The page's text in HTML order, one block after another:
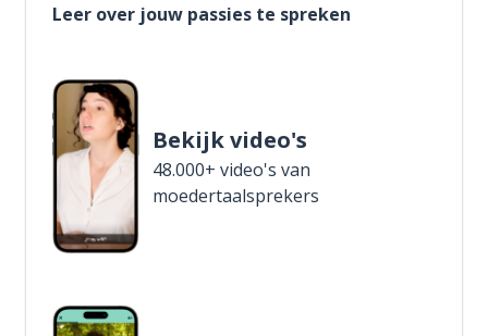
Leer over jouw passies te spreken
Bekijk video's
48.000+ video's van
moedertaalsprekers